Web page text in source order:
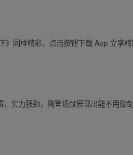
》同样精彩，点击按钮下载 App 立享
实力强劲，刚登场就展现出能不用御